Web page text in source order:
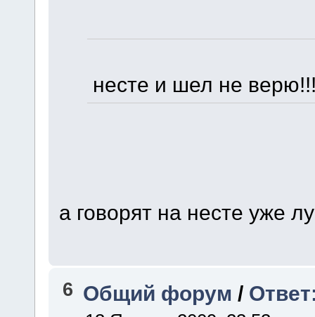
несте и шел не
а говорят на несте уже
6 Общий форум /